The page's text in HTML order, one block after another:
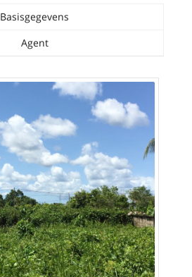
Basisgegevens
Agent